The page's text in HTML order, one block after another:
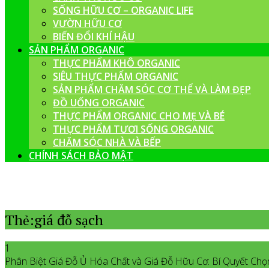
SỐNG HỮU CƠ – ORGANIC LIFE
VƯỜN HỮU CƠ
BIẾN ĐỔI KHÍ HẬU
SẢN PHẨM ORGANIC
THỰC PHẨM KHÔ ORGANIC
SIÊU THỰC PHẨM ORGANIC
SẢN PHẨM CHĂM SÓC CƠ THỂ VÀ LÀM ĐẸP
ĐỒ UỐNG ORGANIC
THỰC PHẨM ORGANIC CHO MẸ VÀ BÉ
THỰC PHẨM TƯƠI SỐNG ORGANIC
CHĂM SÓC NHÀ VÀ BẾP
CHÍNH SÁCH BẢO MẬT
Thẻ:giá đỗ sạch
1
Phân Biệt Giá Đỗ Ủ Hóa Chất và Giá Đỗ Hữu Cơ: Bí Quyết